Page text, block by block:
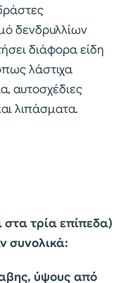
δενδρυλλίων
διάφορα είδη
λάστιχα
αυτοσχέδιες
λιπάσματα.
στα τρία επίπεδα)
συνολικά:
ύψους από